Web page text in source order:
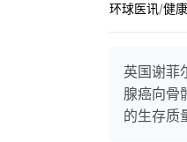
环球医讯/健
英国谢菲
腺癌向骨
的生存质